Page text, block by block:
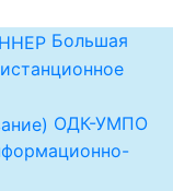
Большая
ОДК-УМПО